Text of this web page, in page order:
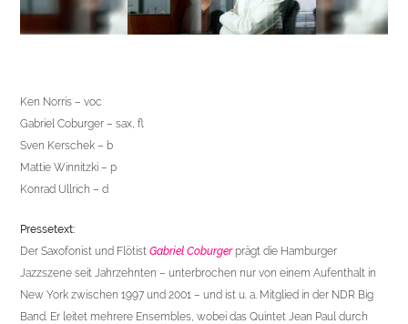
Ken Norris – voc
Gabriel Coburger – sax, fl
Sven Kerschek – b
Mattie Winnitzki – p
Konrad Ullrich – d
Pressetext:
Der Saxofonist und FlötistGabriel Coburgerprägt die Hamburger
Jazzszene seit Jahrzehnten – unterbrochen nur von einem Aufenthalt in
New York zwischen 1997 und 2001 – und ist u. a. Mitglied in der NDR Big
Band. Er leitet mehrere Ensembles, wobei das Quintet Jean Paul durch